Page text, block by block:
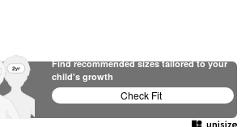
Find recommended sizes tailored to your
child's growth
Check Fit